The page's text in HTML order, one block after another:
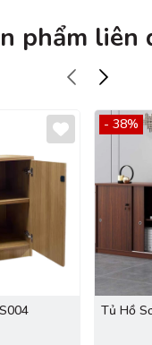
phẩm liên
- 38%
Tủ Hồ